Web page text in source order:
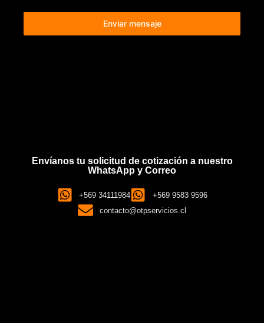
Enviar mensaje
Envíanos tu solicitud de cotización a nuestro
WhatsApp y Correo
+569 34111984
+569 9583 9596
contacto@otpservicios.cl